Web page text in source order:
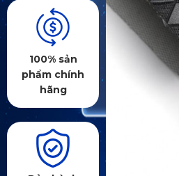
100% sản
phẩm chính
hãng